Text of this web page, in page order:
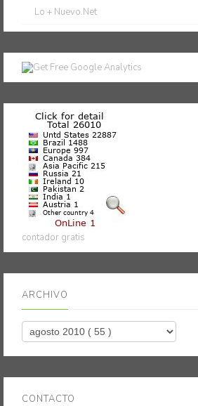
Lo + Nuevo.Net
contador gratis
ARCHIVO
CONTACTO